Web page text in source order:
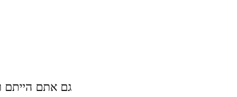
גם אתם הייתם